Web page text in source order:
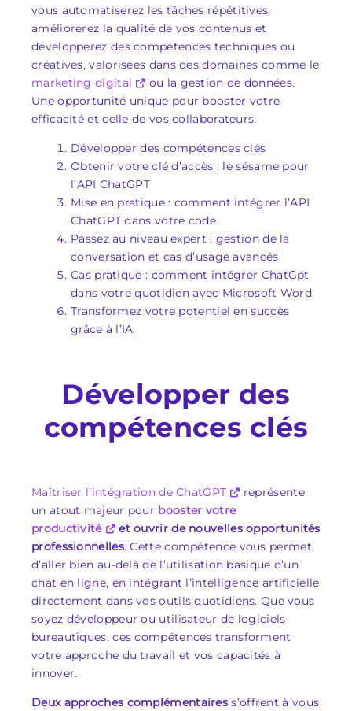
vous automatiserez les tâches répétitives,
améliorerez la qualité de vos contenus et
développerez des compétences techniques ou
créatives, valorisées dans des domaines comme le
marketing digital
ou la gestion de données.
Une opportunité unique pour booster votre
efficacité et celle de vos collaborateurs.
Développer des compétences clés
Obtenir votre clé d’accès : le sésame pour
l’API ChatGPT
Mise en pratique : comment intégrer l’API
ChatGPT dans votre code
Passez au niveau expert : gestion de la
conversation et cas d’usage avancés
Cas pratique : comment intégrer ChatGpt
dans votre quotidien avec Microsoft Word
Transformez votre potentiel en succès
grâce à l’IA
Développer des
compétences clés
Maîtriser l’intégration de ChatGPT
représente
un atout majeur pour booster votre
productivité
et ouvrir de nouvelles opportunités
professionnelles. Cette compétence vous permet
d’aller bien au-delà de l’utilisation basique d’un
chat en ligne, en intégrant l’intelligence artificielle
directement dans vos outils quotidiens. Que vous
soyez développeur ou utilisateur de logiciels
bureautiques, ces compétences transforment
votre approche du travail et vos capacités à
innover.
Deux approches complémentaires s’offrent à vous